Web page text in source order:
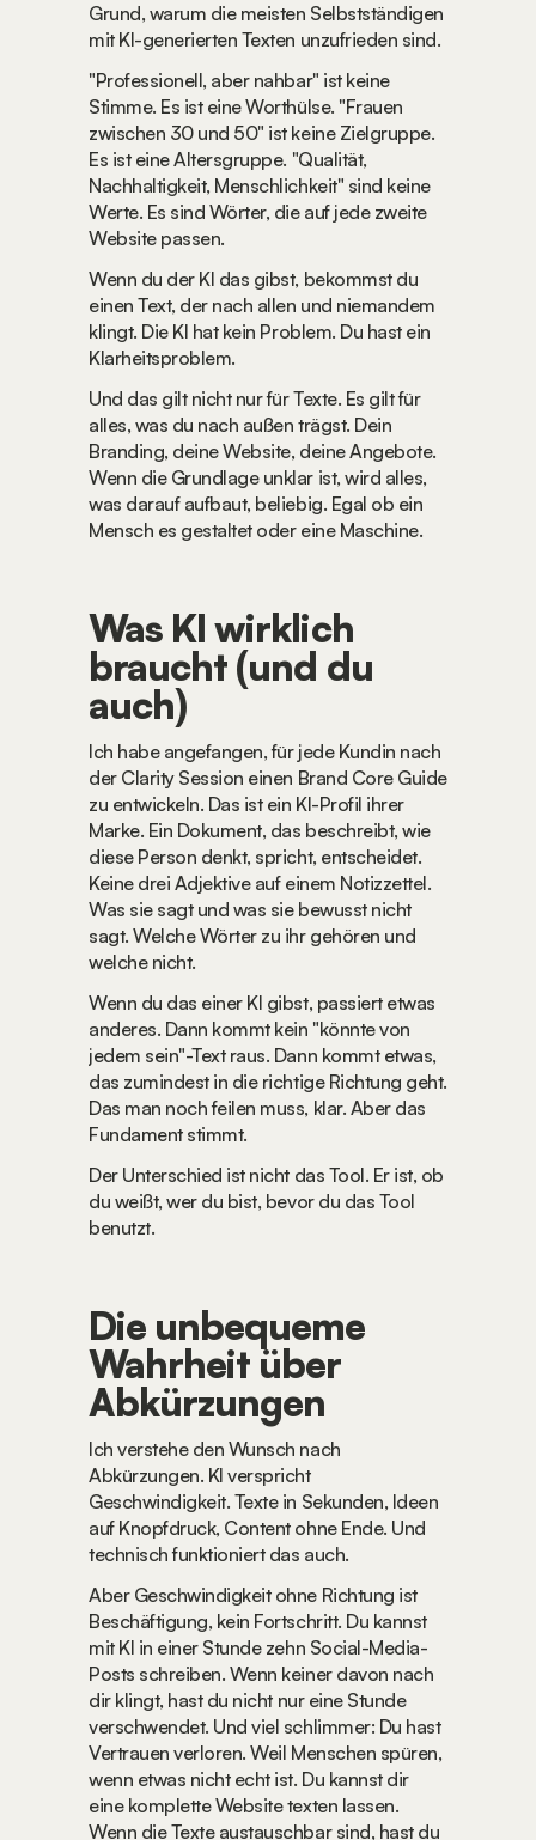
Grund, warum die meisten Selbstständigen
mit KI-generierten Texten unzufrieden sind.
"Professionell, aber nahbar" ist keine
Stimme. Es ist eine Worthülse. "Frauen
zwischen 30 und 50" ist keine Zielgruppe.
Es ist eine Altersgruppe. "Qualität,
Nachhaltigkeit, Menschlichkeit" sind keine
Werte. Es sind Wörter, die auf jede zweite
Website passen.
Wenn du der KI das gibst, bekommst du
einen Text, der nach allen und niemandem
klingt. Die KI hat kein Problem. Du hast ein
Klarheitsproblem.
Und das gilt nicht nur für Texte. Es gilt für
alles, was du nach außen trägst. Dein
Branding, deine Website, deine Angebote.
Wenn die Grundlage unklar ist, wird alles,
was darauf aufbaut, beliebig. Egal ob ein
Mensch es gestaltet oder eine Maschine.
Was KI wirklich
braucht (und du
auch)
Ich habe angefangen, für jede Kundin nach
der Clarity Session einen Brand Core Guide
zu entwickeln. Das ist ein KI-Profil ihrer
Marke. Ein Dokument, das beschreibt, wie
diese Person denkt, spricht, entscheidet.
Keine drei Adjektive auf einem Notizzettel.
Was sie sagt und was sie bewusst nicht
sagt. Welche Wörter zu ihr gehören und
welche nicht.
Wenn du das einer KI gibst, passiert etwas
anderes. Dann kommt kein "könnte von
jedem sein"-Text raus. Dann kommt etwas,
das zumindest in die richtige Richtung geht.
Das man noch feilen muss, klar. Aber das
Fundament stimmt.
Der Unterschied ist nicht das Tool. Er ist, ob
du weißt, wer du bist, bevor du das Tool
benutzt.
Die unbequeme
Wahrheit über
Abkürzungen
Ich verstehe den Wunsch nach
Abkürzungen. KI verspricht
Geschwindigkeit. Texte in Sekunden, Ideen
auf Knopfdruck, Content ohne Ende. Und
technisch funktioniert das auch.
Aber Geschwindigkeit ohne Richtung ist
Beschäftigung, kein Fortschritt. Du kannst
mit KI in einer Stunde zehn Social-Media-
Posts schreiben. Wenn keiner davon nach
dir klingt, hast du nicht nur eine Stunde
verschwendet. Und viel schlimmer: Du hast
Vertrauen verloren. Weil Menschen spüren,
wenn etwas nicht echt ist. Du kannst dir
eine komplette Website texten lassen.
Wenn die Texte austauschbar sind, hast du